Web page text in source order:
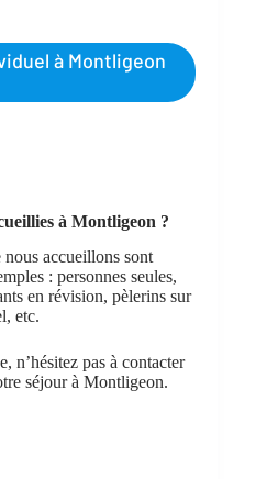
à Montligeon
à Montligeon ?
accueillons sont
: personnes seules,
en révision, pèlerins sur
etc.
n’hésitez pas à contacter
séjour à Montligeon.